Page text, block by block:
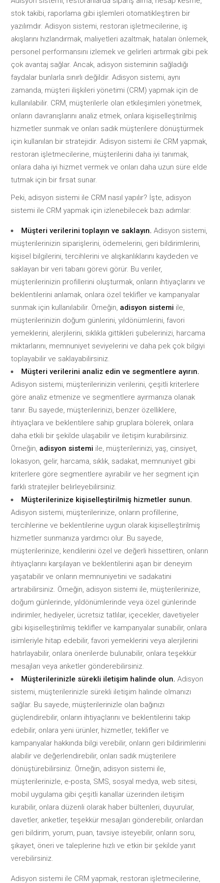
stok takibi, raporlama gibi işlemleri otomatikleştiren bir
yazılımdır. Adisyon sistemi, restoran işletmecilerine, iş
akışlarını hızlandırmak, maliyetleri azaltmak, hataları önlemek,
personel performansını izlemek ve gelirleri artırmak gibi pek
çok avantaj sağlar. Ancak, adisyon sisteminin sağladığı
faydalar bunlarla sınırlı değildir. Adisyon sistemi, aynı
zamanda, müşteri ilişkileri yönetimi (CRM) yapmak için de
kullanılabilir. CRM, müşterilerle olan etkileşimleri yönetmek,
onların davranışlarını analiz etmek, onlara kişiselleştirilmiş
hizmetler sunmak ve onları sadık müşterilere dönüştürmek
için kullanılan bir stratejidir. Adisyon sistemi ile CRM yapmak,
restoran işletmecilerine, müşterilerini daha iyi tanımak,
onlara daha iyi hizmet vermek ve onları daha uzun süre elde
tutmak için bir fırsat sunar.
Peki, adisyon sistemi ile CRM nasıl yapılır? İşte, adisyon
sistemi ile CRM yapmak için izlenebilecek bazı adımlar:
Müşteri verilerini toplayın ve saklayın. Adisyon sistemi,
müşterilerinizin siparişlerini, ödemelerini, geri bildirimlerini,
kişisel bilgilerini, tercihlerini ve alışkanlıklarını kaydeden ve
saklayan bir veri tabanı görevi görür. Bu veriler,
müşterilerinizin profillerini oluşturmak, onların ihtiyaçlarını ve
beklentilerini anlamak, onlara özel teklifler ve kampanyalar
sunmak için kullanılabilir. Örneğin, adisyon sistemi ile,
müşterilerinizin doğum günlerini, yıldönümlerini, favori
yemeklerini, alerjilerini, sıklıkla gittikleri şubelerinizi, harcama
miktarlarını, memnuniyet seviyelerini ve daha pek çok bilgiyi
toplayabilir ve saklayabilirsiniz.
Müşteri verilerini analiz edin ve segmentlere ayırın.
Adisyon sistemi, müşterilerinizin verilerini, çeşitli kriterlere
göre analiz etmenize ve segmentlere ayırmanıza olanak
tanır. Bu sayede, müşterilerinizi, benzer özelliklere,
ihtiyaçlara ve beklentilere sahip gruplara bölerek, onlara
daha etkili bir şekilde ulaşabilir ve iletişim kurabilirsiniz.
Örneğin, adisyon sistemi ile, müşterilerinizi, yaş, cinsiyet,
lokasyon, gelir, harcama, sıklık, sadakat, memnuniyet gibi
kriterlere göre segmentlere ayırabilir ve her segment için
farklı stratejiler belirleyebilirsiniz.
Müşterilerinize kişiselleştirilmiş hizmetler sunun.
Adisyon sistemi, müşterilerinize, onların profillerine,
tercihlerine ve beklentilerine uygun olarak kişiselleştirilmiş
hizmetler sunmanıza yardımcı olur. Bu sayede,
müşterilerinize, kendilerini özel ve değerli hissettiren, onların
ihtiyaçlarını karşılayan ve beklentilerini aşan bir deneyim
yaşatabilir ve onların memnuniyetini ve sadakatini
artırabilirsiniz. Örneğin, adisyon sistemi ile, müşterilerinize,
doğum günlerinde, yıldönümlerinde veya özel günlerinde
indirimler, hediyeler, ücretsiz tatlılar, içecekler, davetiyeler
gibi kişiselleştirilmiş teklifler ve kampanyalar sunabilir, onlara
isimleriyle hitap edebilir, favori yemeklerini veya alerjilerini
hatırlayabilir, onlara önerilerde bulunabilir, onlara teşekkür
mesajları veya anketler gönderebilirsiniz.
Müşterilerinizle sürekli iletişim halinde olun. Adisyon
sistemi, müşterilerinizle sürekli iletişim halinde olmanızı
sağlar. Bu sayede, müşterilerinizle olan bağınızı
güçlendirebilir, onların ihtiyaçlarını ve beklentilerini takip
edebilir, onlara yeni ürünler, hizmetler, teklifler ve
kampanyalar hakkında bilgi verebilir, onların geri bildirimlerini
alabilir ve değerlendirebilir, onları sadık müşterilere
dönüştürebilirsiniz. Örneğin, adisyon sistemi ile,
müşterilerinizle, e-posta, SMS, sosyal medya, web sitesi,
mobil uygulama gibi çeşitli kanallar üzerinden iletişim
kurabilir, onlara düzenli olarak haber bültenleri, duyurular,
davetler, anketler, teşekkür mesajları gönderebilir, onlardan
geri bildirim, yorum, puan, tavsiye isteyebilir, onların soru,
şikayet, öneri ve taleplerine hızlı ve etkin bir şekilde yanıt
verebilirsiniz.
Adisyon sistemi ile CRM yapmak, restoran işletmecilerine,